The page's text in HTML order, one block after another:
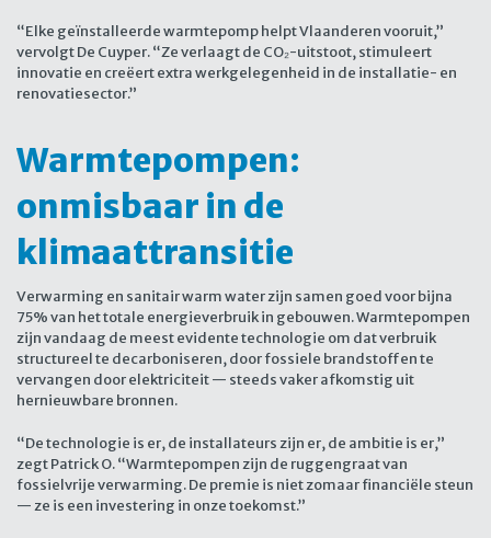
“Elke geïnstalleerde warmtepomp helpt Vlaanderen vooruit,”
vervolgt De Cuyper. “Ze verlaagt de CO₂-uitstoot, stimuleert
innovatie en creëert extra werkgelegenheid in de installatie- en
renovatiesector.”
Warmtepompen:
onmisbaar in de
klimaattransitie
Verwarming en sanitair warm water zijn samen goed voor bijna
75% van het totale energieverbruik in gebouwen. Warmtepompen
zijn vandaag de meest evidente technologie om dat verbruik
structureel te decarboniseren, door fossiele brandstoffen te
vervangen door elektriciteit — steeds vaker afkomstig uit
hernieuwbare bronnen.
“De technologie is er, de installateurs zijn er, de ambitie is er,”
zegt Patrick O. “Warmtepompen zijn de ruggengraat van
fossielvrije verwarming. De premie is niet zomaar financiële steun
— ze is een investering in onze toekomst.”